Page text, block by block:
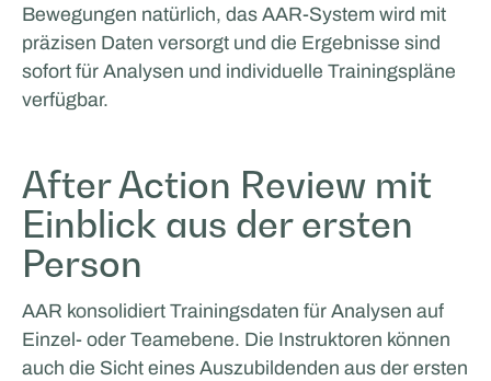
Bewegungen natürlich, das AAR-System wird mit
präzisen Daten versorgt und die Ergebnisse sind
sofort für Analysen und individuelle Trainingspläne
verfügbar.
After Action Review mit
Einblick aus der ersten
Person
AAR konsolidiert Trainingsdaten für Analysen auf
Einzel- oder Teamebene. Die Instruktoren können
auch die Sicht eines Auszubildenden aus der ersten